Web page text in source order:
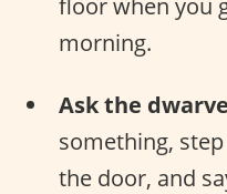
floor when you
morning.
Ask the
something,
the door, and